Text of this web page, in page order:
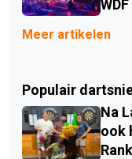
Meer artikelen
Populair
Na
ook